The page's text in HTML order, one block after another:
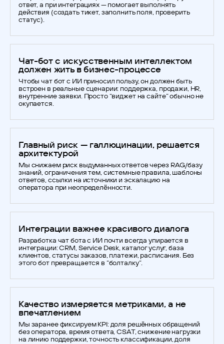
ответ, а при интеграциях — помогает выполнять
действия (создать тикет, заполнить поля, проверить
статус).
Чат-бот с искусственным интеллектом
должен жить в бизнес-процессе
Чтобы чат бот с ИИ приносил пользу, он должен быть
встроен в реальные сценарии: поддержка, продажи, HR,
внутренние заявки. Просто “виджет на сайте” обычно не
окупается.
Главный риск — галлюцинации, решается
архитектурой
Мы снижаем риск выдуманных ответов через RAG/базу
знаний, ограничения тем, системные правила, шаблоны
ответов, ссылки на источники и эскалацию на
оператора при неопределённости.
Интеграции важнее красивого диалога
Разработка чат бота с ИИ почти всегда упирается в
интеграции: CRM, Service Desk, каталог услуг, база
клиентов, статусы заказов, платежи, расписания. Без
этого бот превращается в “болталку”.
Качество измеряется метриками, а не
впечатлением
Мы заранее фиксируем KPI: доля решённых обращений
без оператора, время ответа, CSAT, снижение нагрузки
на линию поддержки, точность классификации, доля